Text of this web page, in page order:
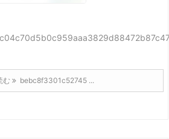
む bebc8f3301c52745 ...